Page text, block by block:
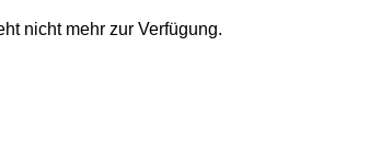
nicht mehr zur Verfügung.